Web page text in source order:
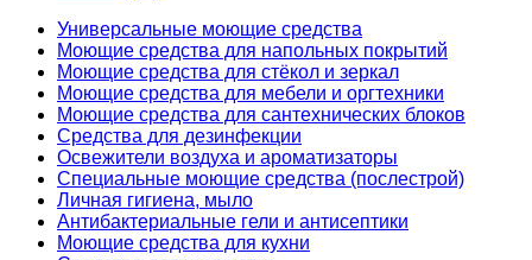
Универсальные моющие средства
Моющие средства для напольных покрытий
Моющие средства для стёкол и зеркал
Моющие средства для мебели и оргтехники
Моющие средства для сантехнических блоков
Средства для дезинфекции
Освежители воздуха и ароматизаторы
Специальные моющие средства (послестрой)
Личная гигиена, мыло
Антибактериальные гели и антисептики
Моющие средства для кухни